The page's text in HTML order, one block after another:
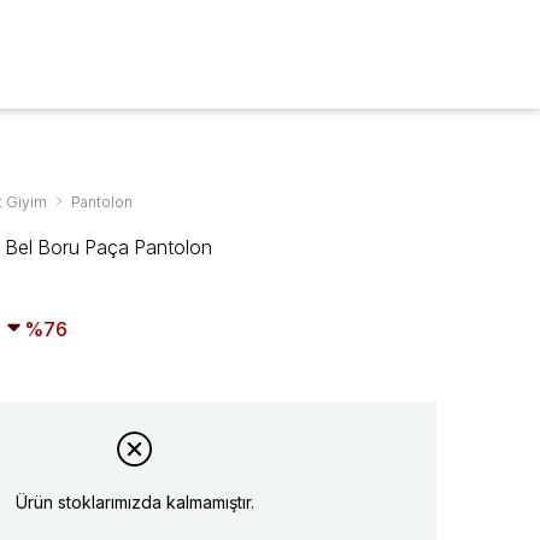
Giyim Pantolon
Boru Paça Pantolon
76
Ürün stoklarımızda kalmamıştır.